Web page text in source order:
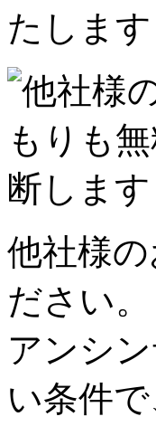
たします
他社様
ださい。
アンシ
い条件